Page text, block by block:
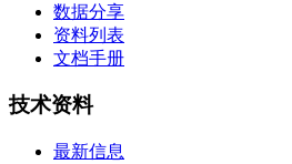
数据分享
资料列表
文档手册
技术资料
最新信息